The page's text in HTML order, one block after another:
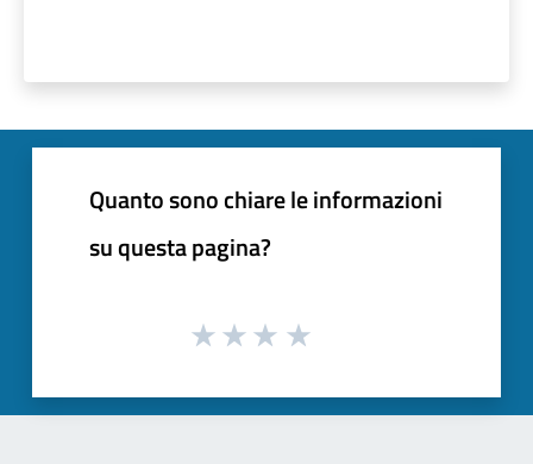
Quanto sono chiare le informazioni
su questa pagina?